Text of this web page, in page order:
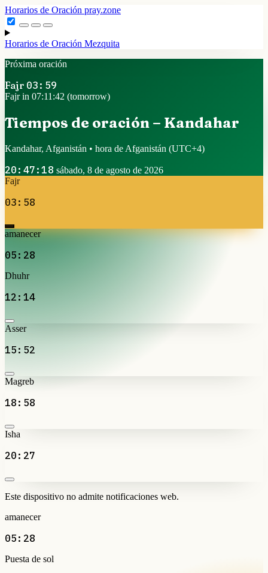
Horarios de Oración pray.zone
Horarios de Oración Mezquita
Próxima oración
Fajr 03:59
Fajr in 07:11:42 (tomorrow)
Tiempos de oración – Kandahar
Kandahar, Afganistán • hora de Afganistán (UTC+4)
20:47:18 sábado, 8 de agosto de 2026
Fajr
03:58
amanecer
05:28
Dhuhr
12:14
Asser
15:52
Magreb
18:58
Isha
20:27
Este dispositivo no admite notificaciones web.
amanecer
05:28
Puesta de sol